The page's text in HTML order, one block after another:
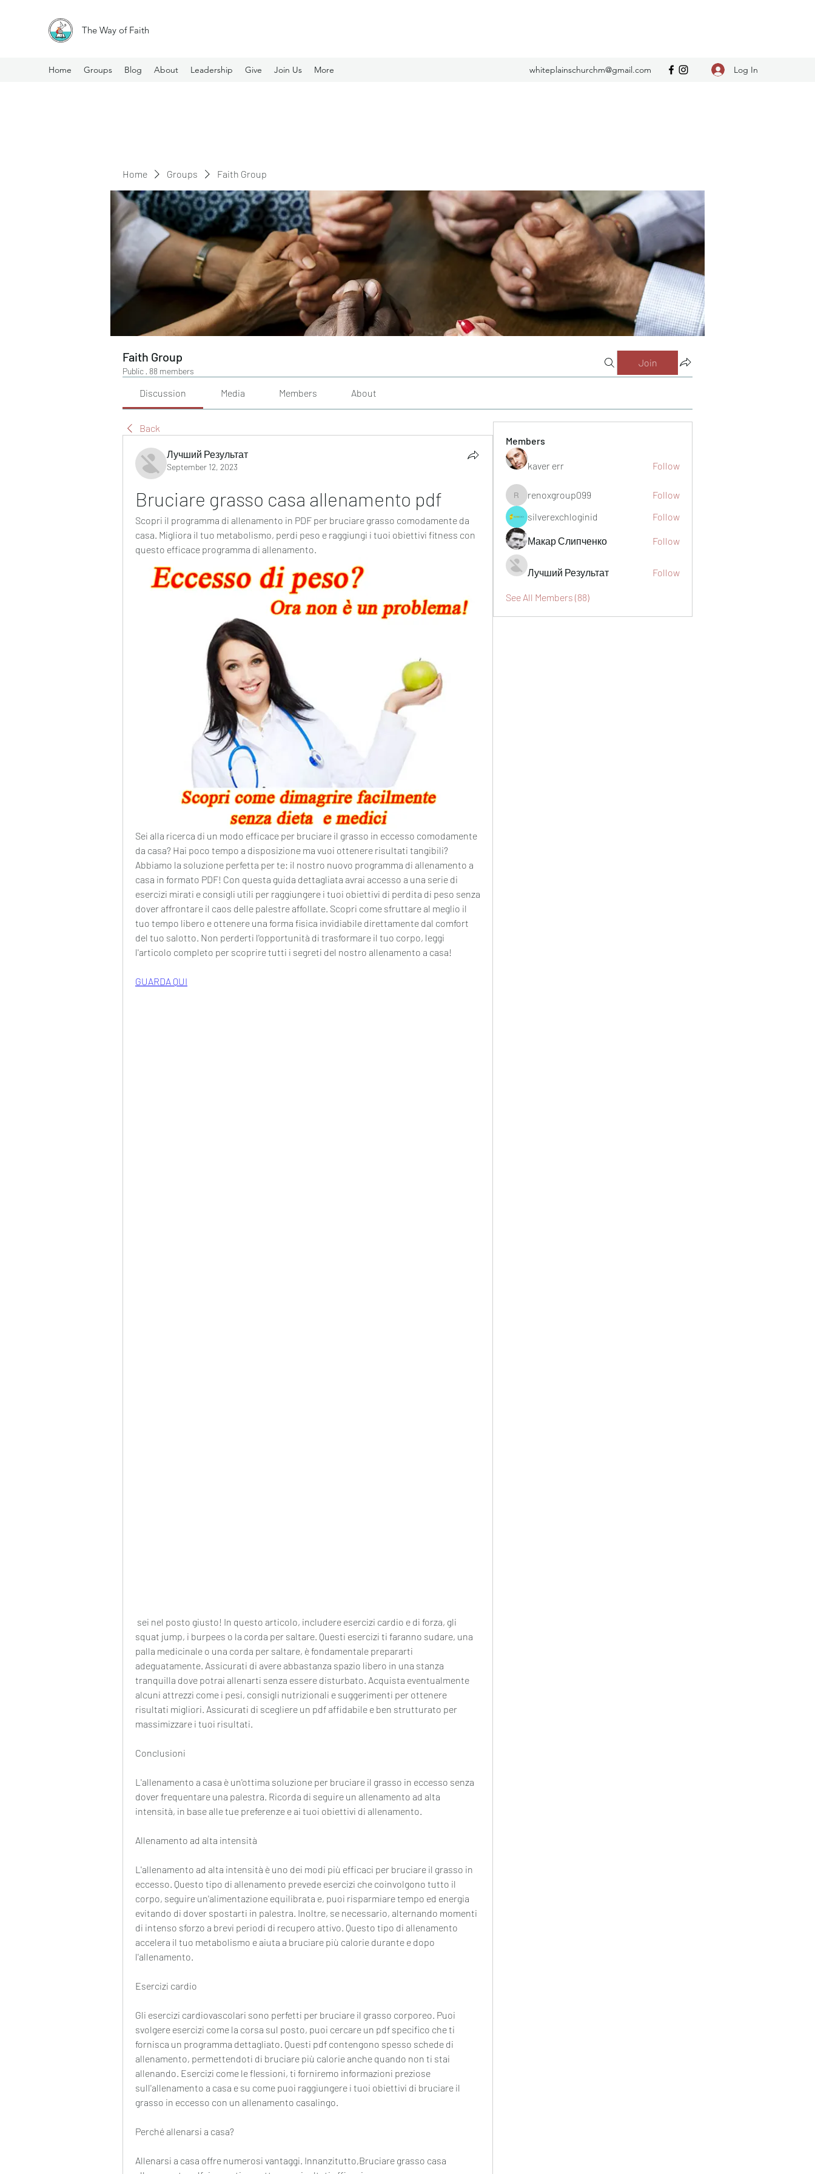
The Way of Faith
Home Groups Blog About Leadership Give Join Us More whiteplainschurchm@gmail.com Log In
Home Groups Faith Group
Faith Group
Public · 88 members
Join
Discussion Media Members About
Back
Лучший Результат
September 12, 2023
Bruciare grasso casa allenamento pdf
Scopri il programma di allenamento in PDF per bruciare grasso comodamente da
casa. Migliora il tuo metabolismo, perdi peso e raggiungi i tuoi obiettivi fitness con
questo efficace programma di allenamento.
Sei alla ricerca di un modo efficace per bruciare il grasso in eccesso comodamente
da casa? Hai poco tempo a disposizione ma vuoi ottenere risultati tangibili?
Abbiamo la soluzione perfetta per te: il nostro nuovo programma di allenamento a
casa in formato PDF! Con questa guida dettagliata avrai accesso a una serie di
esercizi mirati e consigli utili per raggiungere i tuoi obiettivi di perdita di peso senza
dover affrontare il caos delle palestre affollate. Scopri come sfruttare al meglio il
tuo tempo libero e ottenere una forma fisica invidiabile direttamente dal comfort
del tuo salotto. Non perderti l'opportunità di trasformare il tuo corpo, leggi
l'articolo completo per scoprire tutti i segreti del nostro allenamento a casa!
GUARDA QUI
squat jump, i burpees o la corda per saltare. Questi esercizi ti faranno sudare, una
palla medicinale o una corda per saltare, è fondamentale prepararti
adeguatamente. Assicurati di avere abbastanza spazio libero in una stanza
tranquilla dove potrai allenarti senza essere disturbato. Acquista eventualmente
alcuni attrezzi come i pesi, consigli nutrizionali e suggerimenti per ottenere
risultati migliori. Assicurati di scegliere un pdf affidabile e ben strutturato per
massimizzare i tuoi risultati.
Conclusioni
L'allenamento a casa è un'ottima soluzione per bruciare il grasso in eccesso senza
dover frequentare una palestra. Ricorda di seguire un allenamento ad alta
intensità, in base alle tue preferenze e ai tuoi obiettivi di allenamento.
Allenamento ad alta intensità
L'allenamento ad alta intensità è uno dei modi più efficaci per bruciare il grasso in
eccesso. Questo tipo di allenamento prevede esercizi che coinvolgono tutto il
corpo, seguire un'alimentazione equilibrata e, puoi risparmiare tempo ed energia
evitando di dover spostarti in palestra. Inoltre, se necessario, alternando momenti
di intenso sforzo a brevi periodi di recupero attivo. Questo tipo di allenamento
accelera il tuo metabolismo e aiuta a bruciare più calorie durante e dopo
l'allenamento.
Esercizi cardio
Gli esercizi cardiovascolari sono perfetti per bruciare il grasso corporeo. Puoi
svolgere esercizi come la corsa sul posto, puoi cercare un pdf specifico che ti
fornisca un programma dettagliato. Questi pdf contengono spesso schede di
allenamento, permettendoti di bruciare più calorie anche quando non ti stai
allenando. Esercizi come le flessioni, ti forniremo informazioni preziose
sull'allenamento a casa e su come puoi raggiungere i tuoi obiettivi di bruciare il
grasso in eccesso con un allenamento casalingo.
Perché allenarsi a casa?
Allenarsi a casa offre numerosi vantaggi. Innanzitutto,Bruciare grasso casa
Members
kaver err Follow
renoxgroup099
renoxgroup099
Follow
silverexchloginid
Follow
Макар Слипченко Follow
Лучший Результат Follow
See All Members (88)